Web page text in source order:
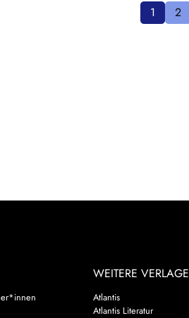
1 2
WEITERE VERLAGE
Atlantis
Atlantis Literatur